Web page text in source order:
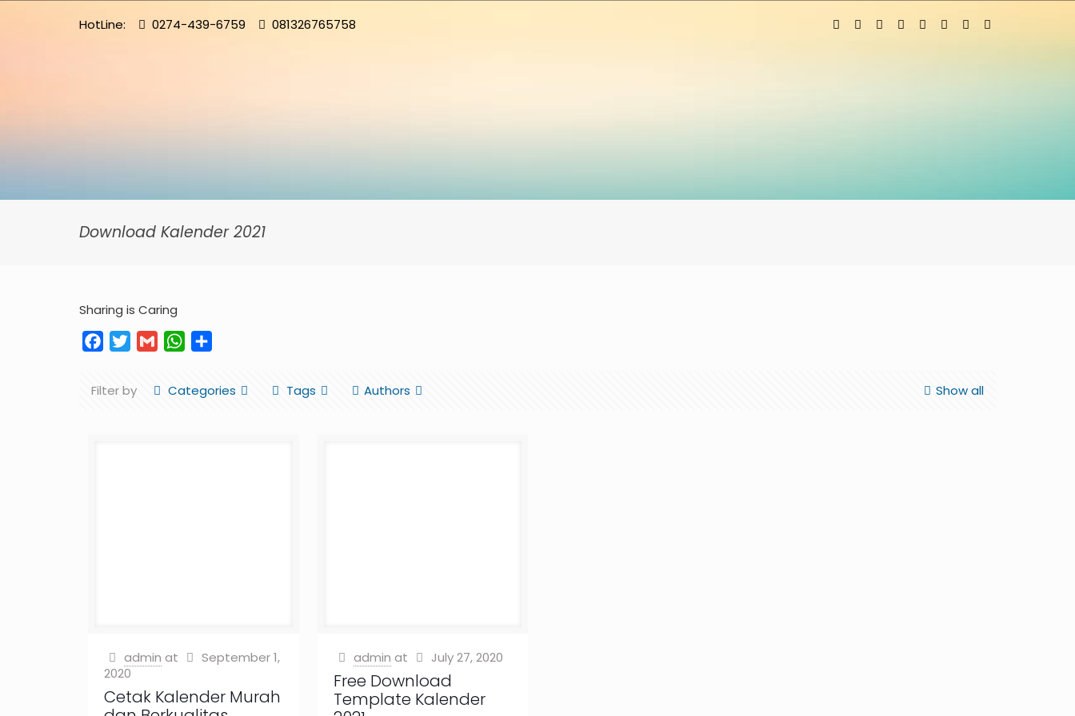
HotLine: 0274-439-6759 081326765758
Download Kalender 2021
Sharing is Caring
FacebookTwitterGmail WhatsApp
Filter by Categories Tags Authors Show all
admin at
September 1,
2020
Cetak Kalender Murah
admin at July 27, 2020
Free Download
Template Kalender